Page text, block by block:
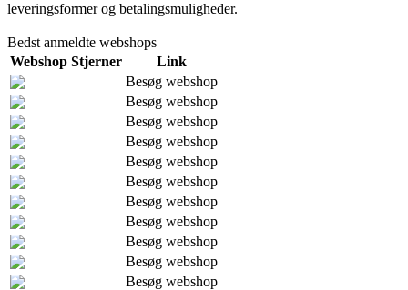
leveringsformer og betalingsmuligheder.
Bedst anmeldte webshops
Webshop Stjerner
Link
Besøg webshop
Besøg webshop
Besøg webshop
Besøg webshop
Besøg webshop
Besøg webshop
Besøg webshop
Besøg webshop
Besøg webshop
Besøg webshop
Besøg webshop